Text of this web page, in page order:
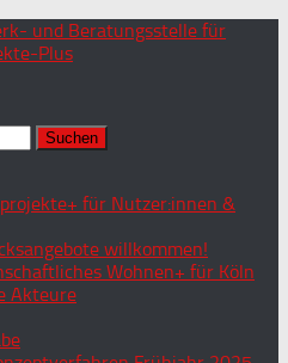
für Nutzer:innen &
willkommen!
Wohnen+ für Köln
Akteure